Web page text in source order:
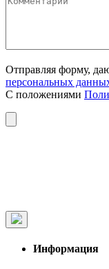
Отправляя форму,
персональных
С положениями
Информация